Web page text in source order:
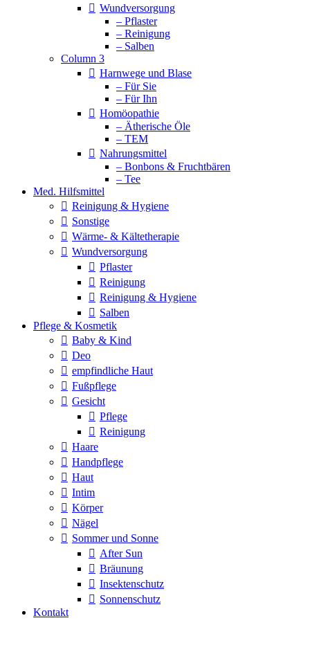
Wundversorgung
– Pflaster
– Reinigung
– Salben
Column 3
Harnwege und Blase
– Für Sie
– Für Ihn
Homöopathie
– Ätherische Öle
– TEM
Nahrungsmittel
– Bonbons & Fruchtbären
– Tee
Med. Hilfsmittel
Reinigung & Hygiene
Sonstige
Wärme- & Kältetherapie
Wundversorgung
Pflaster
Reinigung
Reinigung & Hygiene
Salben
Pflege & Kosmetik
Baby & Kind
Deo
empfindliche Haut
Fußpflege
Gesicht
Pflege
Reinigung
Haare
Handpflege
Haut
Intim
Körper
Nägel
Sommer und Sonne
After Sun
Bräunung
Insektenschutz
Sonnenschutz
Kontakt